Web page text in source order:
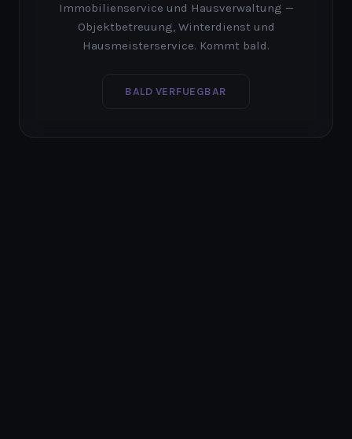
Immobilienservice und Hausverwaltung —
Objektbetreuung, Winterdienst und
Hausmeisterservice. Kommt bald.
BALD VERFUEGBAR